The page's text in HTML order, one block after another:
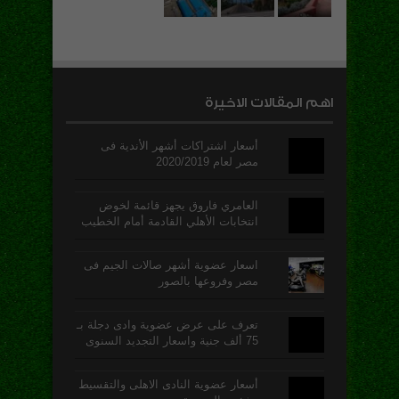
اهم المقالات الاخيرة
أسعار اشتراكات أشهر الأندية فى
مصر لعام 2020/2019
العامري فاروق يجهز قائمة لخوض
انتخابات الأهلي القادمة أمام الخطيب
اسعار عضوية أشهر صالات الجيم فى
مصر وفروعها بالصور
تعرف على عرض عضوية وادى دجلة بـ
75 ألف جنية واسعار التجديد السنوى
أسعار عضوية النادى الاهلى والتقسيط